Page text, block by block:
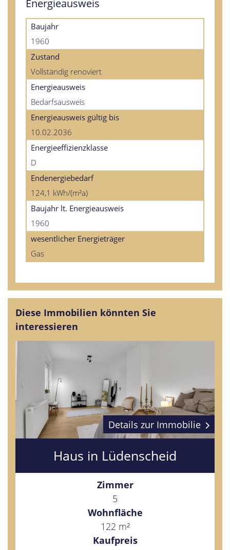
Energieausweis
Baujahr
1960
Zustand
Vollständig renoviert
Energieausweis
Bedarfsausweis
Energieausweis gültig bis
10.02.2036
Energieeffizienzklasse
D
Endenergiebedarf
124,1 kWh/(m²a)
Baujahr lt. Energieausweis
1960
wesentlicher Energieträger
Gas
Diese Immobilien könnten Sie
interessieren
Details zur Immobilie
Haus in Lüdenscheid
Zimmer
5
Wohnfläche
122 m²
Kaufpreis